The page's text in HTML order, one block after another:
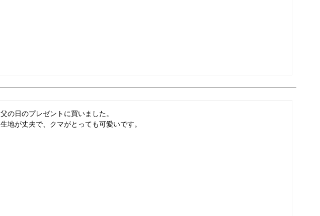
父の日のプレゼントに買いました。
生地が丈夫で、クマがとっても可愛いです。